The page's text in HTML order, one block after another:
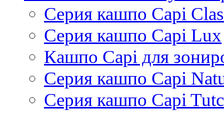
Серия кашпо Capi
Серия кашпо Capi Lux
Кашпо Capi для
Серия кашпо Capi
Серия кашпо Capi